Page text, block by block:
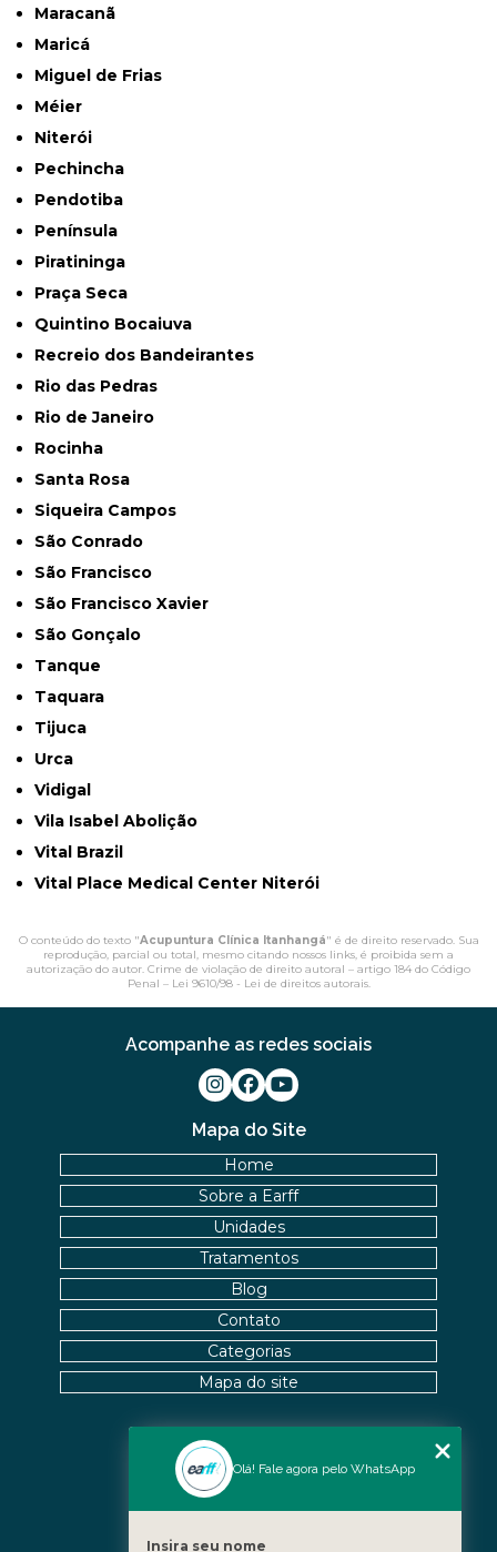
Maracanã
Maricá
Miguel de Frias
Méier
Niterói
Pechincha
Pendotiba
Península
Piratininga
Praça Seca
Quintino Bocaiuva
Recreio dos Bandeirantes
Rio das Pedras
Rio de Janeiro
Rocinha
Santa Rosa
Siqueira Campos
São Conrado
São Francisco
São Francisco Xavier
São Gonçalo
Tanque
Taquara
Tijuca
Urca
Vidigal
Vila Isabel Abolição
Vital Brazil
Vital Place Medical Center Niterói
O conteúdo do texto "Acupuntura Clínica Itanhangá" é de direito reservado. Sua
reprodução, parcial ou total, mesmo citando nossos links, é proibida sem a
autorização do autor. Crime de violação de direito autoral – artigo 184 do Código
Penal – Lei 9610/98 - Lei de direitos autorais.
Nossas Unidades
Mapa do Site
Home
Sobre a Earff
Unidades
Tratamentos
Blog
Contato
Categorias
Mapa do site
Acompanhe as redes sociais
Olá! Fale agora pelo WhatsApp
Insira seu nome